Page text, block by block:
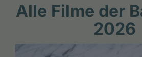
Alle Filme der
2026